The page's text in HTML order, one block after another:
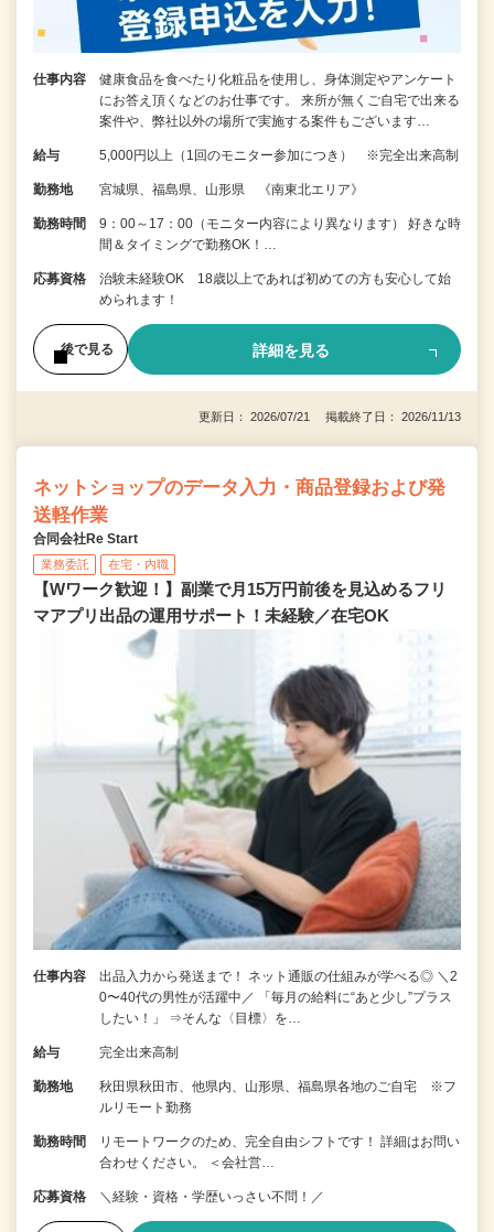
仕事内容
健康食品を食べたり化粧品を使用し、身体測定やアンケート
にお答え頂くなどのお仕事です。 来所が無くご自宅で出来る
案件や、弊社以外の場所で実施する案件もございます…
給与 5,000円以上（1回のモニター参加につき） ※完全出来高制
勤務地 宮城県、福島県、山形県 《南東北エリア》
勤務時間
9：00～17：00（モニター内容により異なります） 好きな時
間＆タイミングで勤務OK！…
応募資格
治験未経験OK 18歳以上であれば初めての方も安心して始
められます！
後で見る 詳細を見る
更新日： 2026/07/21 掲載終了日： 2026/11/13
ネットショップのデータ入力・商品登録および発
送軽作業
合同会社Re Start
業務委託 在宅・内職
【Wワーク歓迎！】副業で月15万円前後を見込めるフリ
マアプリ出品の運用サポート！未経験／在宅OK
仕事内容
出品入力から発送まで！ ネット通販の仕組みが学べる◎ ＼2
0〜40代の男性が活躍中／ 「毎月の給料に“あと少し”プラス
したい！」 ⇒そんな〈目標〉を…
給与 完全出来高制
勤務地
秋田県秋田市、他県内、山形県、福島県各地のご自宅 ※フ
ルリモート勤務
勤務時間
リモートワークのため、完全自由シフトです！ 詳細はお問い
合わせください。 ＜会社営…
応募資格 ＼経験・資格・学歴いっさい不問！／